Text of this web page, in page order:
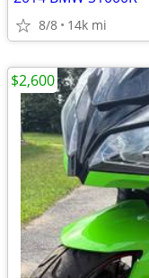
8/8 14k mi
$2,600